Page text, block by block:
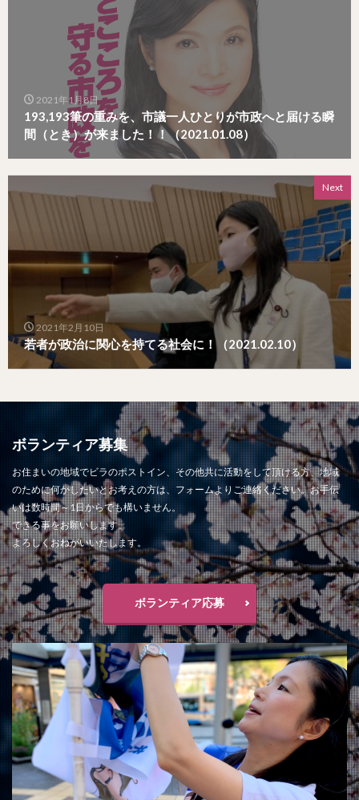
2021年1月8日
193,193筆の重みを、市議一人ひとりが市政へと届ける瞬
間（とき）が来ました！！（2021.01.08）
Next
2021年2月10日
若者が政治に関心を持てる社会に！（2021.02.10）
ボランティア募集
お住まいの地域でビラのポストイン、その他共に活動をして頂ける方、地域
のために何かしたいとお考えの方は、フォームよりご連絡ください。お手伝
いは数時間～1日からでも構いません。
できる事をお願いします。
よろしくおねがいいたします。
ボランティア応募